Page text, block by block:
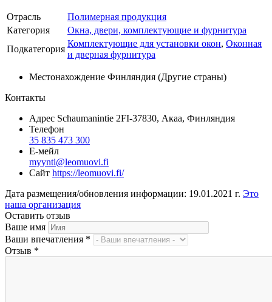
Отрасль
Полимерная продукция
Категория
Окна, двери, комплектующие и фурнитура
Подкатегория
Комплектующие для установки окон, Оконная
и дверная фурнитура
Местонахождение Финляндия (Другие страны)
Контакты
Адрес Schaumanintie 2FI-37830, Акаa, Финляндия
Телефон
35 835 473 300
Е-мейл
myynti@leomuovi.fi
Сайт https://leomuovi.fi/
Дата размещения/обновления информации: 19.01.2021 г. Это
наша организация
Оставить отзыв
Ваше имя
Ваши впечатления *
Отзыв *